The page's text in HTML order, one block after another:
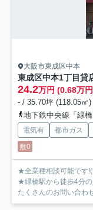
大阪市東成区中本
東成区中本1丁目貸
24.2万円 (0.68万
- / 35.70坪 (118.05㎡
地下鉄中央線「緑
電気有 都市ガス
敷0
★全業種相談可能です
★緑橋駅から徒歩4分の
たくさんのお問い合わ